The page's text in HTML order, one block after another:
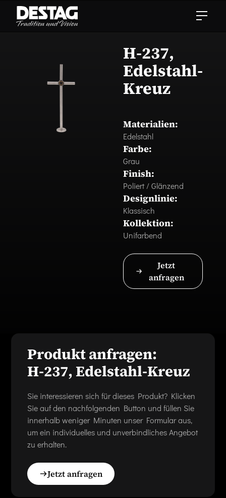
H-237,
Edelstahl-
Kreuz
Materialien:
Edelstahl
Farbe:
Grau
Finish:
Poliert / Glänzend
Designlinie:
Klassisch
Kollektion:
Unifarbend
Jetzt
anfragen
Produkt anfragen:
H-237, Edelstahl-Kreuz
Sie interessieren sich für dieses Produkt? Klicken
Sie auf den nachfolgenden Button und füllen Sie
innerhalb weniger Minuten unser Formular aus,
um ein individuelles und unverbindliches Angebot
zu erhalten.
Jetzt anfragen